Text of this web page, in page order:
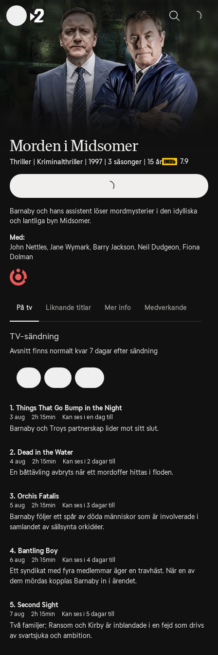
Sök
Morden i Midsomer
Thriller | Kriminalthriller | 1997 | 3 säsonger | 15 år 7.9
Barnaby och hans assistent löser mordmysterier i den idylliska
och lantliga byn Midsomer.
Med:
John Nettles, Jane Wymark, Barry Jackson, Neil Dudgeon, Fiona
Dolman
På tv Liknande titlar Mer info Medverkande
TV-sändning
Avsnitt finns normalt kvar 7 dagar efter sändning
1. Things That Go Bump in the Night
3 aug 2h 15min Kan ses i en dag till
Barnaby och Troys partnerskap lider mot sitt slut.
2. Dead in the Water
4 aug 2h 15min Kan ses i 2 dagar till
En båttävling avbryts när ett mordoffer hittas i floden.
3. Orchis Fatalis
5 aug 2h 15min Kan ses i 3 dagar till
Barnaby följer ett spår av döda människor som är involverade i
samlandet av sällsynta orkidéer.
4. Bantling Boy
6 aug 2h 15min Kan ses i 4 dagar till
Ett syndikat med fyra medlemmar äger en travhäst. När en av
dem mördas kopplas Barnaby in i ärendet.
5. Second Sight
7 aug 2h 15min Kan ses i 5 dagar till
Två familjer; Ransom och Kirby är inblandade i en fejd som drivs
av svartsjuka och ambition.